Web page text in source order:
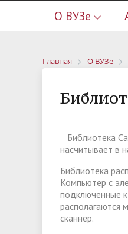
О ВУЗе
Главная О ВУЗе
Библиотека
насчитывает в
Библиотека
Компьютер с
подключенные
располагаются
сканнер.